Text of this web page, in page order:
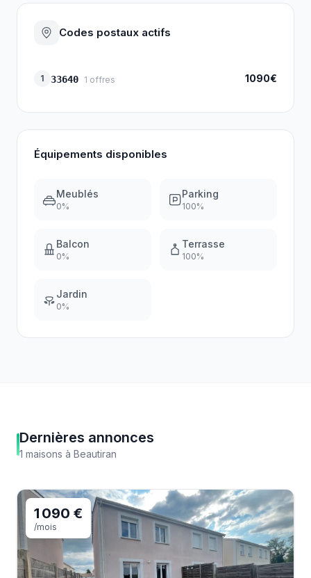
Codes postaux actifs
1 33640 1 offres 1090€
Équipements disponibles
Meublés
0%
Parking
100%
Balcon
0%
Terrasse
100%
Jardin
0%
Dernières annonces
1 maisons à Beautiran
1 090 €
/mois